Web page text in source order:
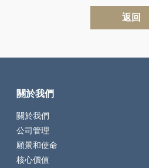
返回
關於我們
關於我們
公司管理
願景和使命
核心價值